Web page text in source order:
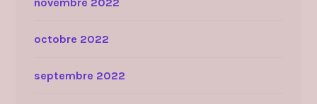
novembre 2022
octobre 2022
septembre 2022